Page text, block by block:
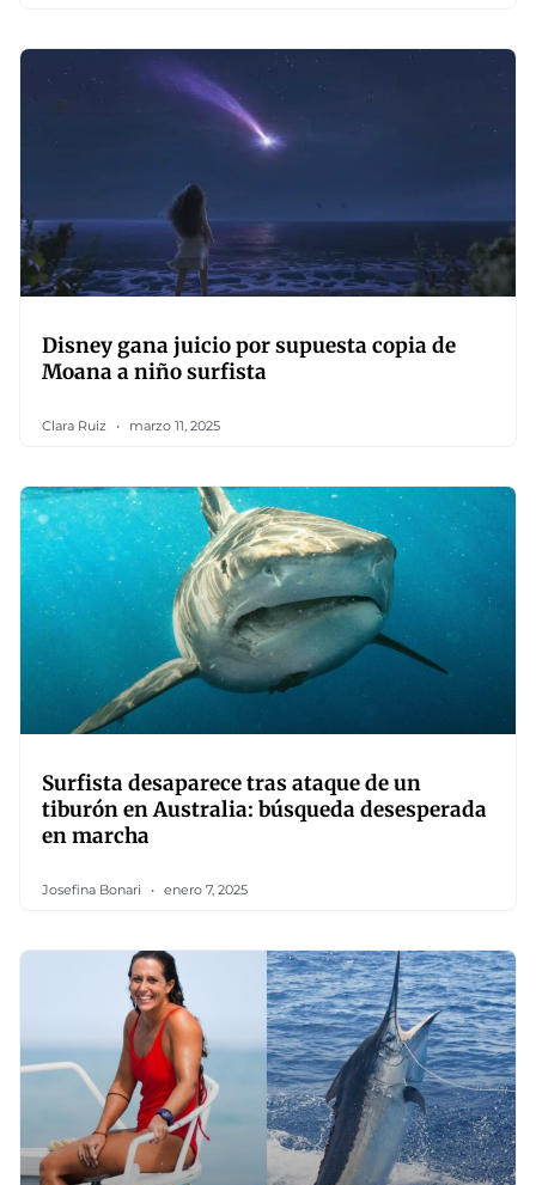
Disney gana juicio por supuesta copia de
Moana a niño surfista
Clara Ruiz marzo 11, 2025
Surfista desaparece tras ataque de un
tiburón en Australia: búsqueda desesperada
en marcha
Josefina Bonari enero 7, 2025